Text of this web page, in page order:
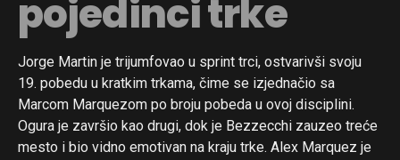
pojedinci trke
Jorge Martin je trijumfovao u sprint trci, ostvarivši svoju
19. pobedu u kratkim trkama, čime se izjednačio sa
Marcom Marquezom po broju pobeda u ovoj disciplini.
Ogura je završio kao drugi, dok je Bezzecchi zauzeo treće
mesto i bio vidno emotivan na kraju trke. Alex Marquez je